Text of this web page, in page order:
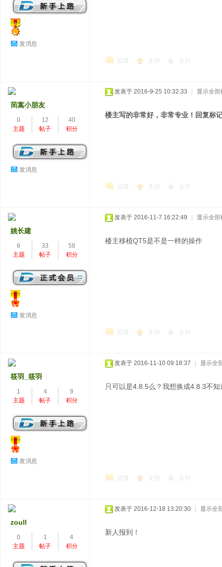
发消息
回复 支持 反对
茼蒿小朋友
0
主题
12
帖子
40
积分
发消息
发表于 2016-9-25 10:32:33 显示全部
楼主写的非常好，非常专业！回复标
回复 支持 反对
姚长建
6
主题
33
帖子
58
积分
发消息
发表于 2016-11-7 16:22:49 显示全部
楼主移植QT5是不是一样的操作
回复 支持 反对
筱羽_筱羽
1
主题
4
帖子
9
积分
发消息
发表于 2016-11-10 09:18:37 显示全
只可以是4.8.5么？我想换成4.8.3不
回复 支持 反对
zoull
0
主题
1
帖子
4
积分
发表于 2016-12-18 13:20:30 显示全
新人报到！